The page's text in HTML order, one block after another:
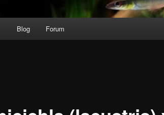
Blog Forum